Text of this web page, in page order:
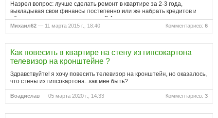
Назрел вопрос: лучше сделать ремонт в квартире за 2-3 года,
выкладывая свои финансы постепенно или же набрать кредитов и
облагородить жилье одним махом? А потом выплачивать кредит…
Какое ваше мнение? Поделитесь опытом.
Михаил62 — 11 марта 2015 г., 18:40 Комментариев: 6
Как повесить в квартире на стену из гипсокартона
телевизор на кронштейне ?
Здравствуйте! я хочу повесить телевизор на кронштейн, но оказалось,
что стены из гипсокартона...как мне быть?
Воадислав — 05 марта 2020 г., 14:33 Комментариев: 3